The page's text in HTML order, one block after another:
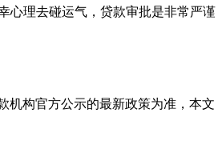
心理去碰运气，贷款审批是非常严谨
机构官方公示的最新政策为准，本文